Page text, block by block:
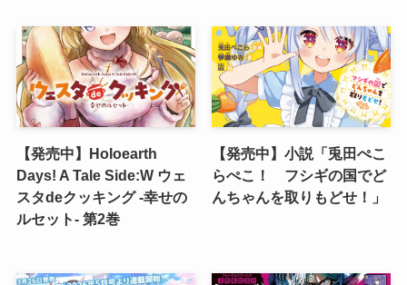
【発売中】Holoearth
Days! A Tale Side:W ウェ
スタdeクッキング -幸せの
ルセット- 第2巻
【発売中】小説「兎田ぺこ
らぺこ！ フシギの国でど
んちゃんを取りもどせ！」